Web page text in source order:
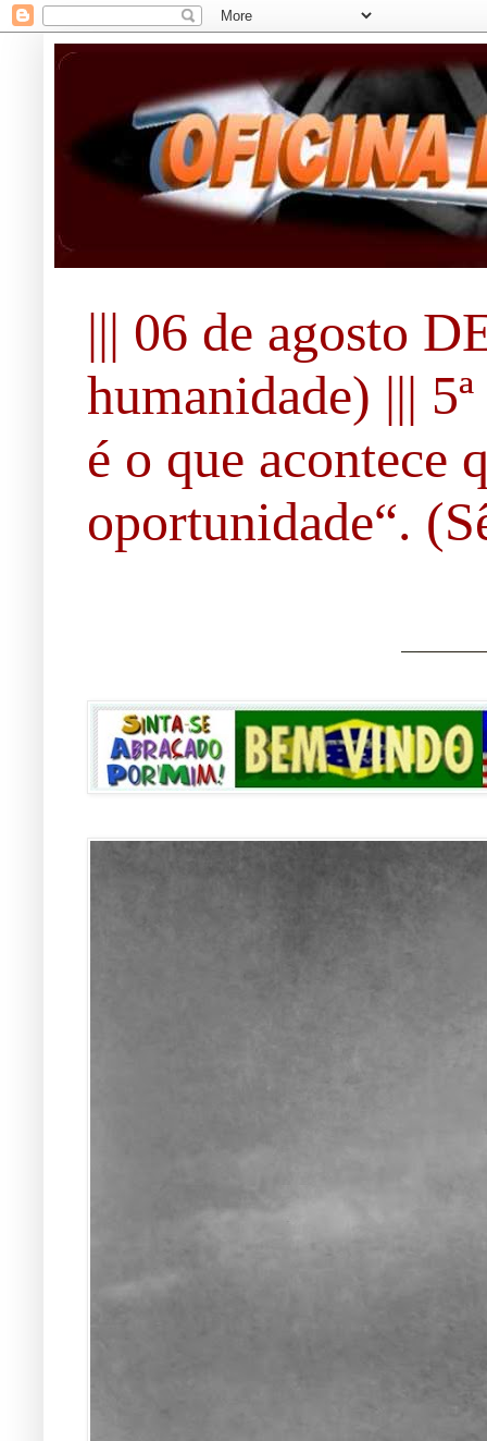
||| 06 de agosto
humanidade) |||
é o que acontece
oportunidade“.